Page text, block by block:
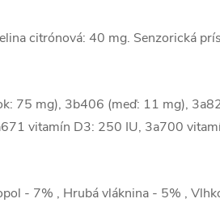
citrónová: 40 mg. Senzorická
75 mg), 3b406 (meď: 11 mg),
vitamín D3: 250 IU, 3a700
- 7% , Hrubá vláknina - 5% ,